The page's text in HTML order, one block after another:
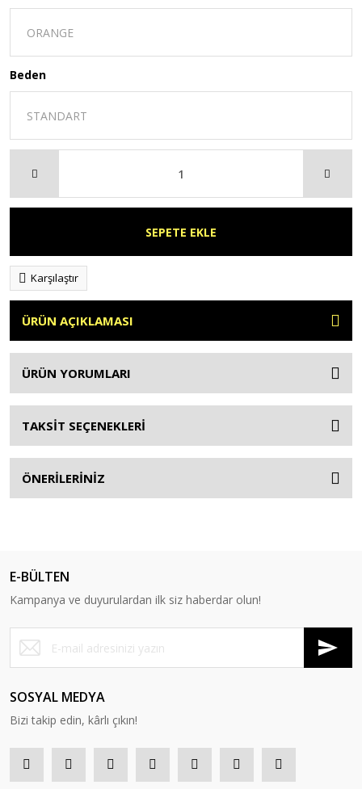
Beden
SEPETE EKLE
Karşılaştır
ÜRÜN AÇIKLAMASI
ÜRÜN YORUMLARI
TAKSİT SEÇENEKLERİ
ÖNERİLERİNİZ
E-BÜLTEN
Kampanya ve duyurulardan ilk siz haberdar olun!
SOSYAL MEDYA
Bizi takip edin, kârlı çıkın!